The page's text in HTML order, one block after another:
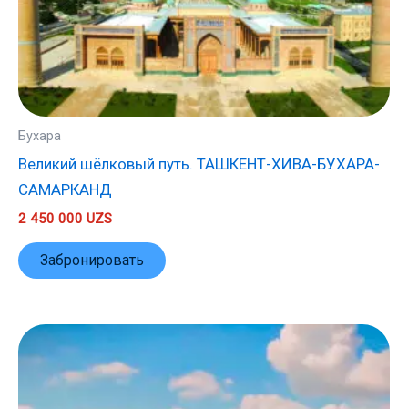
Бухара
Великий шёлковый путь. ТАШКЕНТ-ХИВА-БУХАРА-
САМАРКАНД
2 450 000 UZS
Забронировать